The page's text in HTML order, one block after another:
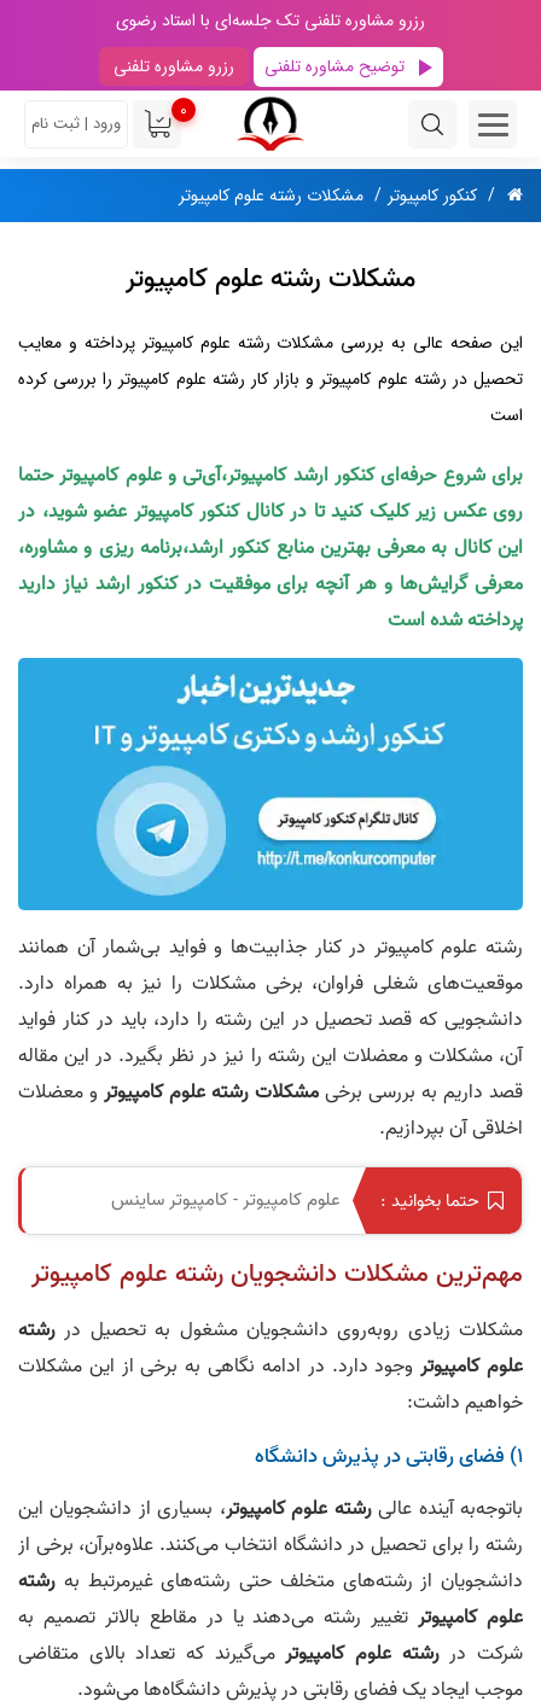
رزرو مشاوره تلفنی تک جلسه‌ای با استاد رضوی
توضیح مشاوره تلفنی
رزرو مشاوره تلفنی
0
ورود | ثبت نام
کنکور کامپیوتر مشکلات رشته علوم کامپیوتر
مشکلات رشته علوم کامپیوتر
این صفحه عالی به بررسی مشکلات رشته علوم کامپیوتر پرداخته و معایب
تحصیل در رشته علوم کامپیوتر و بازار کار رشته علوم کامپیوتر را بررسی کرده
است
برای شروع حرفه‌ای کنکور ارشد کامپیوتر،آی‌تی و علوم کامپیوتر حتما
روی عکس زیر کلیک کنید تا در کانال کنکور کامپیوتر عضو شوید، در
این کانال به معرفی بهترین منابع کنکور ارشد،برنامه ریزی و مشاوره،
معرفی گرایش‌ها و هر آنچه برای موفقیت در کنکور ارشد نیاز دارید
پرداخته شده است
رشته علوم کامپیوتر در کنار جذابیت‌ها و فواید بی‌شمار آن همانند
موقعیت‌های شغلی فراوان، برخی مشکلات را نیز به همراه دارد.
دانشجویی که قصد تحصیل در این رشته را دارد، باید در کنار فواید
آن، مشکلات و معضلات این رشته را نیز در نظر بگیرد. در این مقاله
قصد داریم به بررسی برخیمشکلات رشته علوم کامپیوتر و معضلات
اخلاقی آن بپردازیم.
حتما بخوانید : علوم کامپیوتر - کامپیوتر ساینس
مهم‌ترین مشکلات دانشجویان رشته علوم کامپیوتر
مشکلات زیادی روبه‌روی دانشجویان مشغول به تحصیل در رشته
علوم کامپیوتروجود دارد. در ادامه نگاهی به برخی از این مشکلات
خواهیم داشت:
۱) فضای رقابتی در پذیرش دانشگاه
باتوجه‌به آینده عالیرشته علوم کامپیوتر، بسیاری از دانشجویان این
رشته را برای تحصیل در دانشگاه انتخاب می‌کنند. علاوه‌برآن، برخی از
دانشجویان از رشته‌های متخلف حتی رشته‌های غیرمرتبط به رشته
علوم کامپیوترتغییر رشته می‌دهند یا در مقاطع بالاتر تصمیم به
شرکت دررشته علوم کامپیوترمی‌گیرند که تعداد بالای متقاضی
موجب ایجاد یک فضای رقابتی در پذیرش دانشگاه‌ها می‌شود.